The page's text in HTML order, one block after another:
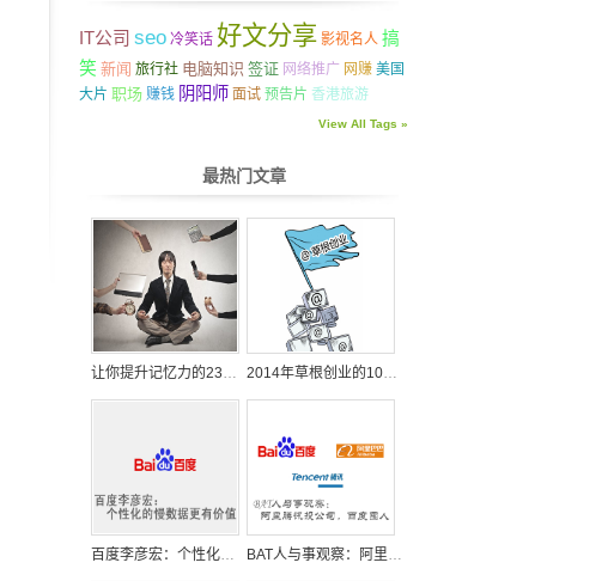
IT公司 seo 冷笑话 好文分享 影视名人 搞
笑 新闻 旅行社 电脑知识 签证 网络推广 网赚 美国
大片 职场 赚钱 阴阳师 面试 预告片 香港旅游
View All Tags »
最热门文章
让你提升记忆力的23个日常小习惯 2014年草根创业的10个机会
百度李彦宏：个性化的慢数据更有价值 BAT人与事观察：阿里腾讯投公司，百度囤人